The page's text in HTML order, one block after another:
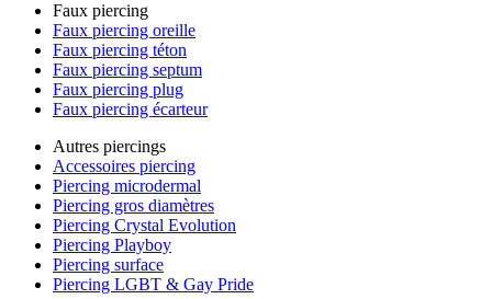
Faux piercing
Faux piercing oreille
Faux piercing téton
Faux piercing septum
Faux piercing plug
Faux piercing écarteur
Autres piercings
Accessoires piercing
Piercing microdermal
Piercing gros diamètres
Piercing Crystal Evolution
Piercing Playboy
Piercing surface
Piercing LGBT & Gay Pride